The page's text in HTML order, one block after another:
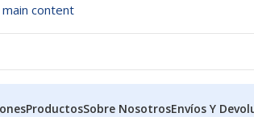
content
ProductosSobre NosotrosEnvíos Y